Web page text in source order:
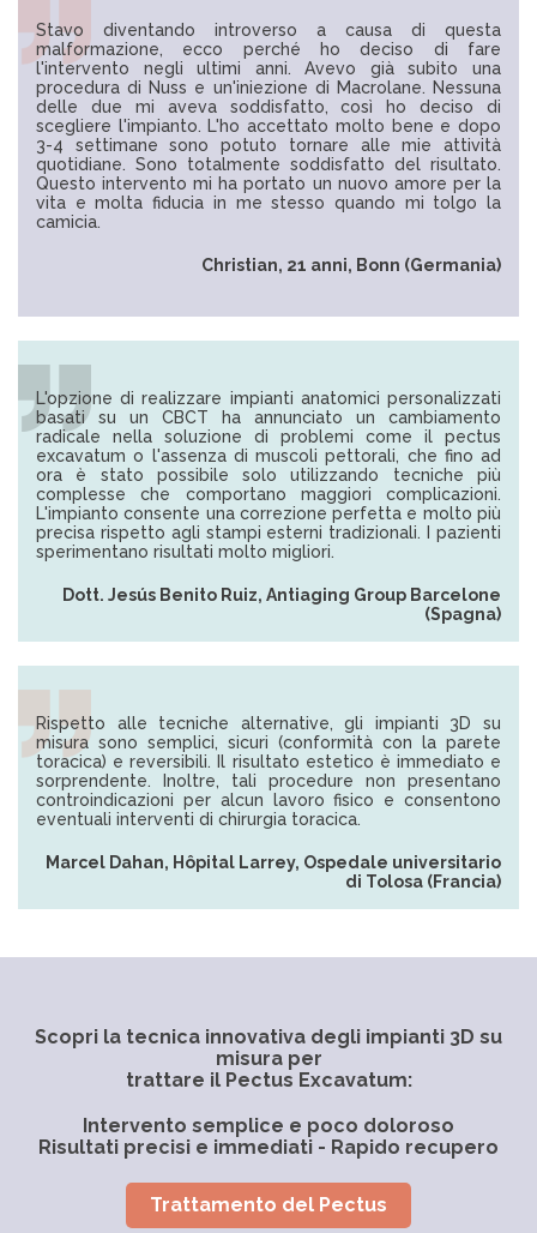
Stavo diventando introverso a causa di questa
malformazione, ecco perché ho deciso di fare
l'intervento negli ultimi anni. Avevo già subito una
procedura di Nuss e un'iniezione di Macrolane. Nessuna
delle due mi aveva soddisfatto, così ho deciso di
scegliere l'impianto. L'ho accettato molto bene e dopo
3-4 settimane sono potuto tornare alle mie attività
quotidiane. Sono totalmente soddisfatto del risultato.
Questo intervento mi ha portato un nuovo amore per la
vita e molta fiducia in me stesso quando mi tolgo la
camicia.
Christian, 21 anni, Bonn (Germania)
L'opzione di realizzare impianti anatomici personalizzati
basati su un CBCT ha annunciato un cambiamento
radicale nella soluzione di problemi come il pectus
excavatum o l'assenza di muscoli pettorali, che fino ad
ora è stato possibile solo utilizzando tecniche più
complesse che comportano maggiori complicazioni.
L'impianto consente una correzione perfetta e molto più
precisa rispetto agli stampi esterni tradizionali. I pazienti
sperimentano risultati molto migliori.
Dott. Jesús Benito Ruiz, Antiaging Group Barcelone
(Spagna)
Rispetto alle tecniche alternative, gli impianti 3D su
misura sono semplici, sicuri (conformità con la parete
toracica) e reversibili. Il risultato estetico è immediato e
sorprendente. Inoltre, tali procedure non presentano
controindicazioni per alcun lavoro fisico e consentono
eventuali interventi di chirurgia toracica.
Marcel Dahan, Hôpital Larrey, Ospedale universitario
di Tolosa (Francia)
Scopri la tecnica innovativa degli impianti 3D su
misura per
trattare il Pectus Excavatum:
Intervento semplice e poco doloroso
Risultati precisi e immediati - Rapido recupero
Trattamento del Pectus